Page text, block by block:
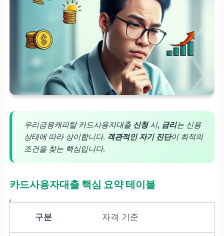
우리금융캐피탈 카드사용자대출 신청시, 금리는 신용
상태에 따라 상이합니다. 객관적인 자기 진단이 최적의
조건을 찾는 핵심입니다.
카드사용자대출 핵심 요약 테이블
자격 기준